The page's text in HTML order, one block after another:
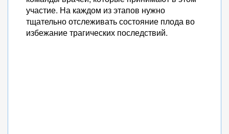
участие. На каждом из этапов нужно
тщательно отслеживать состояние плода во
избежание трагических последствий.